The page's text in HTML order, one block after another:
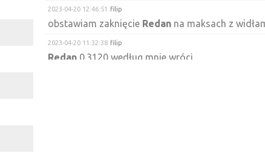
2023-04-20 12:46:51 filip
obstawiam zaknięcie Redanna maksach z
2023-04-20 11:32:38 filip
Redan0.3120 według mnie wróci